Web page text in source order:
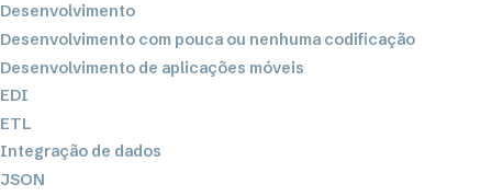
Desenvolvimento
Desenvolvimento com pouca ou nenhuma codificação
Desenvolvimento de aplicações móveis
EDI
ETL
Integração de dados
JSON